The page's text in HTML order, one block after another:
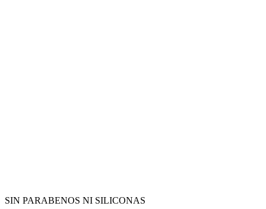
SIN PARABENOS NI SILICONAS